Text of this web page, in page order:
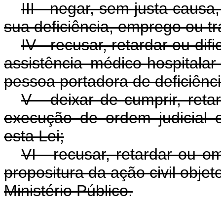
III - negar, sem justa
sua deficiência, emprego ou
IV - recusar, retardar ou
assistência médico-
pessoa portadora de
V - deixar de cumprir,
execução de ordem judicial
esta Lei;
VI - recusar, retardar ou
propositura da ação civil
Ministério Público.